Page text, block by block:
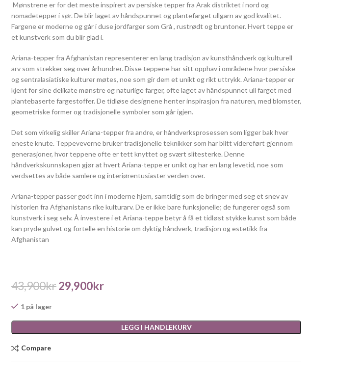
Mønstrene er for det meste inspirert av persiske tepper fra Arak distriktet i nord og
nomadetepper i sør. De blir laget av håndspunnet og plantefarget ullgarn av god kvalitet.
Fargene er moderne og går i duse jordfarger som Grå , rustrødt og bruntoner. Hvert teppe er
et kunstverk som du blir glad i.
Ariana-tepper fra Afghanistan representerer en lang tradisjon av kunsthåndverk og kulturell
arv som strekker seg over århundrer. Disse teppene har sitt opphav i områdene hvor persiske
og sentralasiatiske kulturer møtes, noe som gir dem et unikt og rikt uttrykk. Ariana-tepper er
kjent for sine delikate mønstre og naturlige farger, ofte laget av håndspunnet ull farget med
plantebaserte fargestoffer. De tidløse designene henter inspirasjon fra naturen, med blomster,
geometriske former og tradisjonelle symboler som går igjen.
Det som virkelig skiller Ariana-tepper fra andre, er håndverksprosessen som ligger bak hver
eneste knute. Teppeveverne bruker tradisjonelle teknikker som har blitt videreført gjennom
generasjoner, hvor teppene ofte er tett knyttet og svært slitesterke. Denne
håndverkskunnskapen gjør at hvert Ariana-teppe er unikt og har en lang levetid, noe som
verdsettes av både samlere og interiørentusiaster verden over.
Ariana-tepper passer godt inn i moderne hjem, samtidig som de bringer med seg et snev av
historien fra Afghanistans rike kulturarv. De er ikke bare funksjonelle; de fungerer også som
kunstverk i seg selv. Å investere i et Ariana-teppe betyr å få et tidløst stykke kunst som både
kan pryde gulvet og fortelle en historie om dyktig håndverk, tradisjon og estetikk fra
Afghanistan
43,900kr29,900kr
1 på lager
LEGG I HANDLEKURV
Compare